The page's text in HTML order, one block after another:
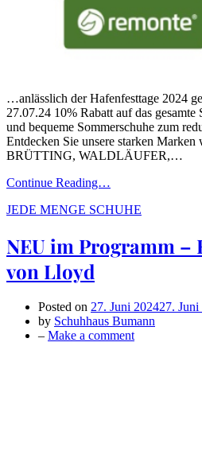
…anlässlich der Hafenfesttage 2024
27.07.24 10% Rabatt auf das gesamte
und bequeme Sommerschuhe zum
Entdecken Sie unsere starken
BRÜTTING, WALDLÄUFER,…
Continue Reading…
JEDE MENGE SCHUHE
NEU im Programm –
von Lloyd
Posted on 27. Juni 202427. Juni
by Schuhhaus Bumann
– Make a commenton